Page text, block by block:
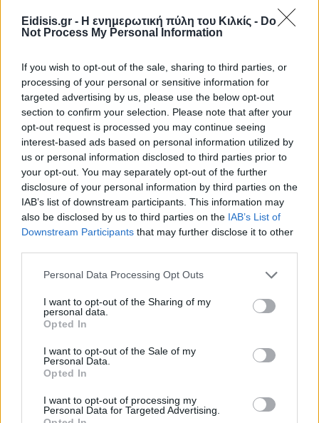
Eidisis.gr - Η ενημερωτική πύλη του Κιλκίς - Do
Not Process My Personal Information
If you wish to opt-out of the sale, sharing to third parties, or
processing of your personal or sensitive information for
targeted advertising by us, please use the below opt-out
section to confirm your selection. Please note that after your
opt-out request is processed you may continue seeing
interest-based ads based on personal information utilized by
us or personal information disclosed to third parties prior to
your opt-out. You may separately opt-out of the further
disclosure of your personal information by third parties on the
IAB’s list of downstream participants. This information may
also be disclosed by us to third parties on the IAB’s List of
Downstream Participants that may further disclose it to other
Personal Data Processing Opt Outs
I want to opt-out of the Sharing of my
personal data.
Opted In
I want to opt-out of the Sale of my
Personal Data.
Opted In
I want to opt-out of processing my
Personal Data for Targeted Advertising.
Ειδήσεις 5-8-2026